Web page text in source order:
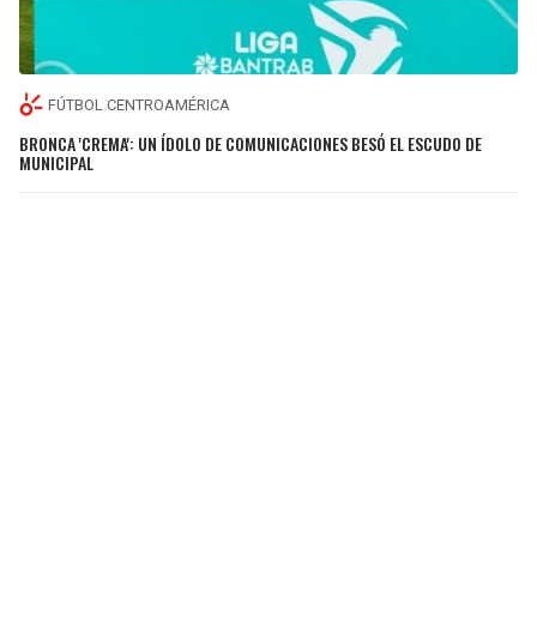
FÚTBOL CENTROAMÉRICA
BRONCA 'CREMA': UN ÍDOLO DE COMUNICACIONES BESÓ EL ESCUDO DE
MUNICIPAL